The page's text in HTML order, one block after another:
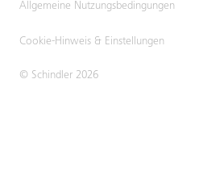
© Schindler 2026
Allgemeine Nutzungsbedingungen
Cookie-Hinweis & Einstellungen